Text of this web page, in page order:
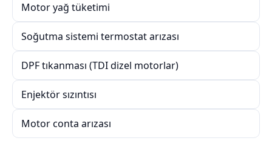
Motor yağ tüketimi
Soğutma sistemi termostat arızası
DPF tıkanması (TDI dizel motorlar)
Enjektör sızıntısı
Motor conta arızası